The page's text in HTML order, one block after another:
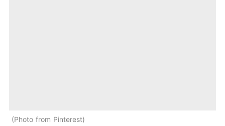
Photo from Pinterest